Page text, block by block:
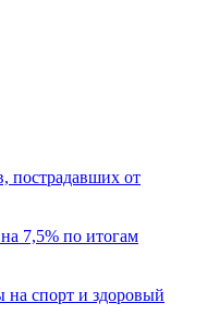
пострадавших от
7,5% по итогам
на спорт и здоровый